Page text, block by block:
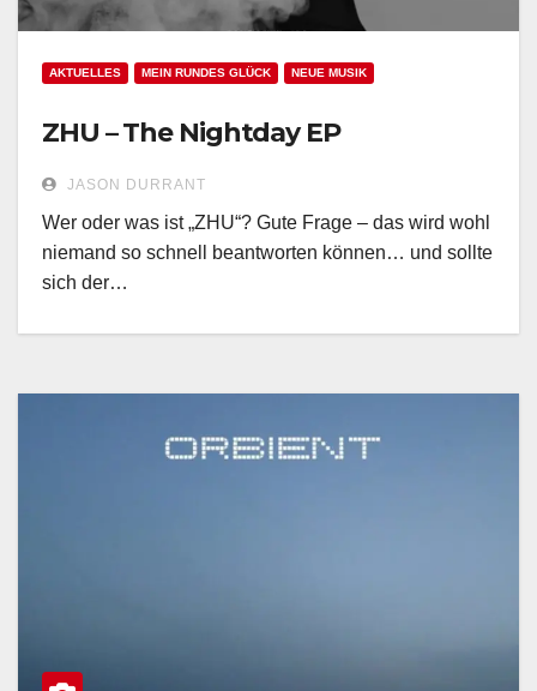
AKTUELLES MEIN RUNDES GLÜCK NEUE MUSIK
ZHU – The Nightday EP
JASON DURRANT
Wer oder was ist „ZHU“? Gute Frage – das wird wohl
niemand so schnell beantworten können… und sollte
sich der…